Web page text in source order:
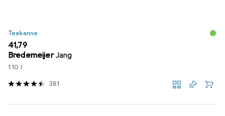
Teekanne
EUR
41,79
Bredemeijer Jang
1.10 l
381